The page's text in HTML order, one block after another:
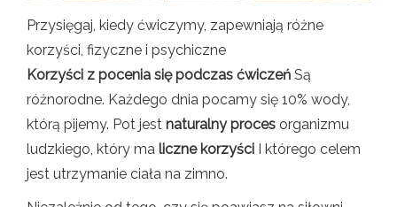
Przysięgaj, kiedy ćwiczymy, zapewniają różne
korzyści, fizyczne i psychiczne
Korzyści z pocenia się podczas ćwiczeń Są
różnorodne. Każdego dnia pocamy się 10% wody,
którą pijemy. Pot jest naturalny proces organizmu
ludzkiego, który ma liczne korzyści I którego celem
jest utrzymanie ciała na zimno.